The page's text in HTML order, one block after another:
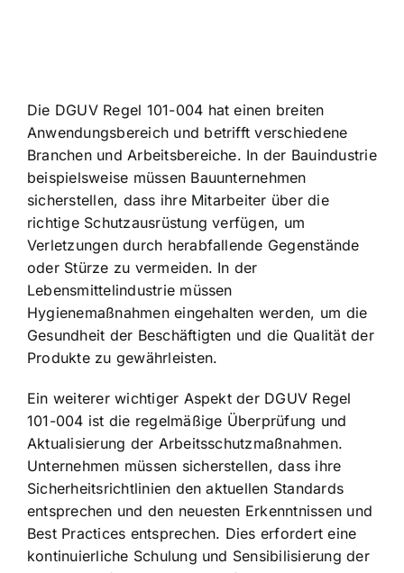
Die DGUV Regel 101-004 hat einen breiten
Anwendungsbereich und betrifft verschiedene
Branchen und Arbeitsbereiche. In der Bauindustrie
beispielsweise müssen Bauunternehmen
sicherstellen, dass ihre Mitarbeiter über die
richtige Schutzausrüstung verfügen, um
Verletzungen durch herabfallende Gegenstände
oder Stürze zu vermeiden. In der
Lebensmittelindustrie müssen
Hygienemaßnahmen eingehalten werden, um die
Gesundheit der Beschäftigten und die Qualität der
Produkte zu gewährleisten.
Ein weiterer wichtiger Aspekt der DGUV Regel
101-004 ist die regelmäßige Überprüfung und
Aktualisierung der Arbeitsschutzmaßnahmen.
Unternehmen müssen sicherstellen, dass ihre
Sicherheitsrichtlinien den aktuellen Standards
entsprechen und den neuesten Erkenntnissen und
Best Practices entsprechen. Dies erfordert eine
kontinuierliche Schulung und Sensibilisierung der